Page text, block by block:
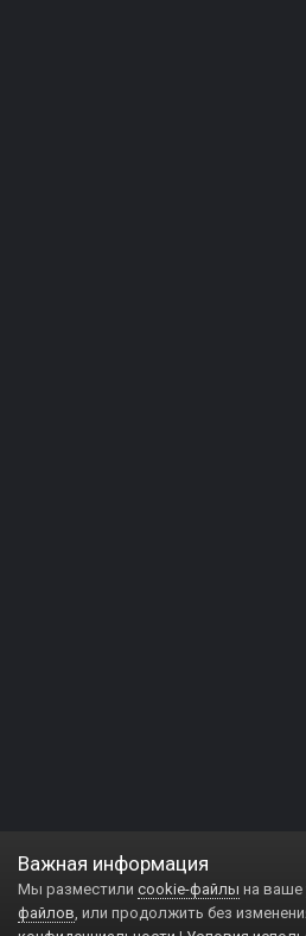
Важная информация
Мы разместили cookie-файлы на ваше
файлов, или продолжить без